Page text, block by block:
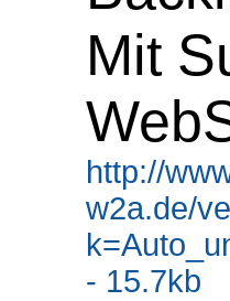
Mit
http://
w2a.de/
- 15.7kb